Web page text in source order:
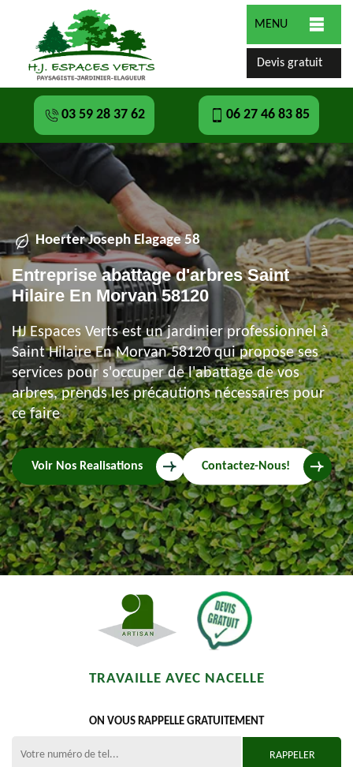
MENU
Devis gratuit
03 59 28 37 62 06 27 46 83 85
Hoerter Joseph Elagage 58
Entreprise abattage d'arbres Saint
Hilaire En Morvan 58120
HJ Espaces Verts est un jardinier professionnel à
Saint Hilaire En Morvan 58120 qui propose ses
services pour s'occuper de l'abattage de vos
arbres, prends les précautions nécessaires pour
ce faire
Voir Nos Realisations Contactez-Nous!
TRAVAILLE AVEC NACELLE
ON VOUS RAPPELLE GRATUITEMENT